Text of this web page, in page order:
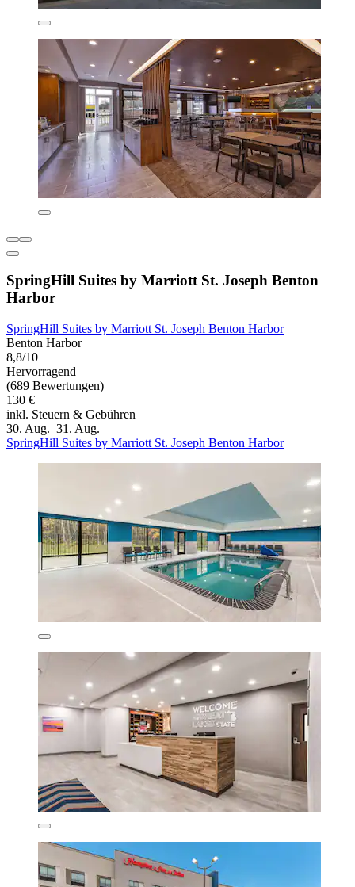
SpringHill Suites by Marriott St. Joseph Benton
Harbor
SpringHill Suites by Marriott St. Joseph Benton Harbor
Benton Harbor
8,8/10
Hervorragend
(689 Bewertungen)
130 €
inkl. Steuern & Gebühren
30. Aug.–31. Aug.
SpringHill Suites by Marriott St. Joseph Benton Harbor